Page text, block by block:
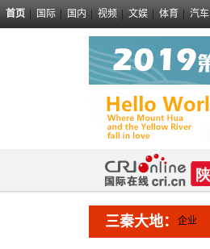
首页 国际 国内 视频 文娱 体育 汽车
三秦大地： 企业